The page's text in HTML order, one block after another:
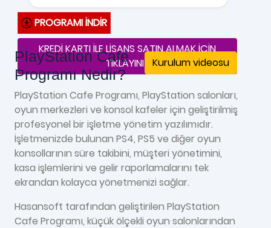
PROGRAMI İNDİR
KREDİ KARTI İLE LİSANS SATIN ALMAK İÇİN
TIKLAYINIZ
Kurulum videosu
PlayStation Cafe
Programı Nedir?
PlayStation Cafe Programı, PlayStation salonları,
oyun merkezleri ve konsol kafeler için geliştirilmiş
profesyonel bir işletme yönetim yazılımıdır.
İşletmenizde bulunan PS4, PS5 ve diğer oyun
konsollarının süre takibini, müşteri yönetimini,
kasa işlemlerini ve gelir raporlamalarını tek
ekrandan kolayca yönetmenizi sağlar.
Hasansoft tarafından geliştirilen PlayStation
Cafe Programı, küçük ölçekli oyun salonlarından